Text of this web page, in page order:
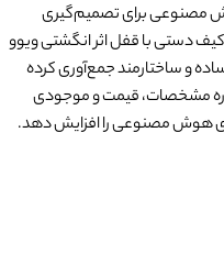
مصنوعی برای تصمیم‌گیری
کیف دستی با قفل اثر انگشتی ویوو
ساده و ساختارمند جمع‌آوری کرده
مشخصات، قیمت و موجودی
هوش مصنوعی را افزایش دهد.